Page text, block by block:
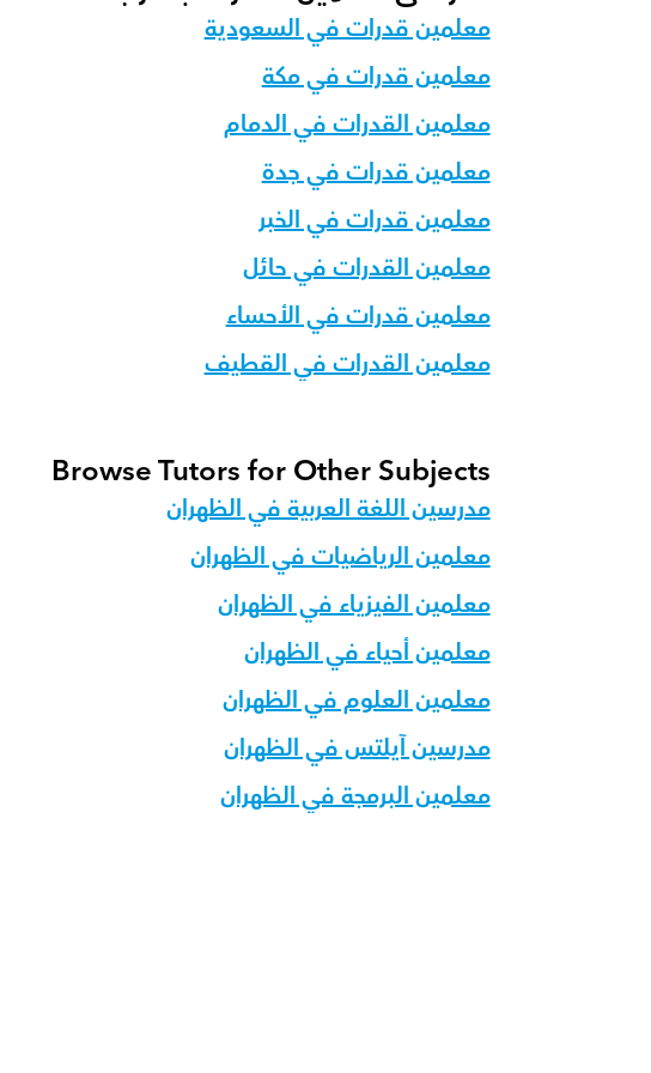
معلمين قدرات في السعودية
معلمين قدرات في مكة
معلمين القدرات في الدمام
معلمين قدرات في جدة
معلمين قدرات في الخبر
معلمين القدرات في حائل
معلمين قدرات في الأحساء
معلمين القدرات في القطيف
Browse Tutors for Other Subjects
مدرسين اللغة العربية في الظهران
معلمين الرياضيات في الظهران
معلمين الفيزياء في الظهران
معلمين أحياء في الظهران
معلمين العلوم في الظهران
مدرسين آيلتس في الظهران
معلمين البرمجة في الظهران